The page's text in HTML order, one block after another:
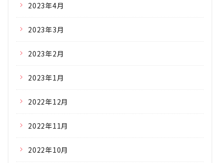
2023年4月
2023年3月
2023年2月
2023年1月
2022年12月
2022年11月
2022年10月